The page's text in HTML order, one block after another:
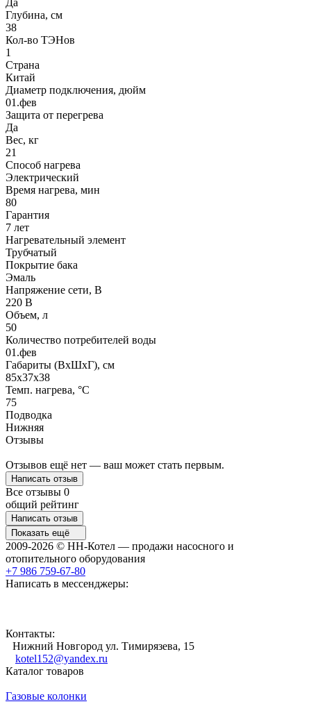
Глубина, см
38
Кол-во ТЭНов
1
Страна
Китай
Диаметр подключения, дюйм
01.фев
Защита от перегрева
Да
Вес, кг
21
Способ нагрева
Электрический
Время нагрева, мин
80
Гарантия
7 лет
Нагревательный элемент
Трубчатый
Покрытие бака
Эмаль
Напряжение сети, В
220 В
Объем, л
50
Количество потребителей воды
01.фев
Габариты (ВхШхГ), см
85x37x38
Темп. нагрева, °С
75
Подводка
Нижняя
Отзывы
Отзывов ещё нет — ваш может стать первым.
Написать отзыв
Все отзывы 0
общий рейтинг
Написать отзыв
Показать ещё
2009-2026 © НН-Котел — продажи насосного и
отопительного оборудования
+7 986 759-67-80
Написать в мессенджеры:
Контакты:
Нижний Новгород ул. Тимирязева, 15
kotel152@yandex.ru
Каталог товаров
Газовые колонки